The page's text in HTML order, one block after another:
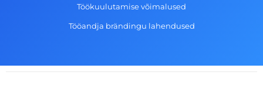
Töökuulutamise võimalused
Tööandja brändingu lahendused